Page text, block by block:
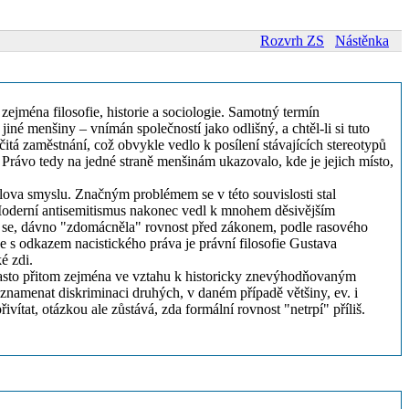
Rozvrh ZS
Nástěnka
filosofie, historie a sociologie. Samotný termín
menšiny – vnímán společností jako odlišný, a chtěl-li si tuto
zaměstnání, což obvykle vedlo k posílení stávajících stereotypů
tedy na jedné straně menšinám ukazovalo, kde je jejich místo,
smyslu. Značným problémem se v této souvislosti stal
antisemitismus nakonec vedl k mnohem děsivějším
dávno "zdomácněla" rovnost před zákonem, podle rasového
odkazem nacistického práva je právní filosofie Gustava
zdi.
přitom zejména ve vztahu k historicky znevýhodňovaným
diskriminaci druhých, v daném případě většiny, ev. i
otázkou ale zůstává, zda formální rovnost "netrpí" příliš.